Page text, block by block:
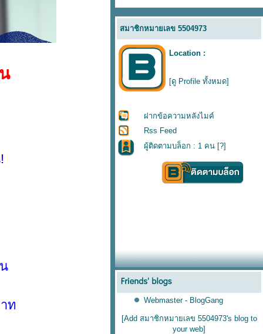
ท
สมาชิกหมายเลข 5504973
Location :
[ดู Profile ทั้งหมด]
ฝากข้อความหลังไมค์
Rss Feed
ผู้ติดตามบล็อก : 1 คน [?]
Webmaster - BlogGang
[Add สมาชิกหมายเลข 5504973's blog to
your web]